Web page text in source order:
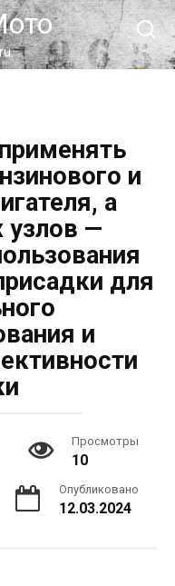
и
а
узлов —
для
и
Просмотры
10
Опубликовано
12.03.2024